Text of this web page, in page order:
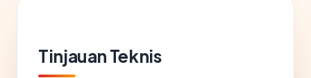
Tinjauan Teknis